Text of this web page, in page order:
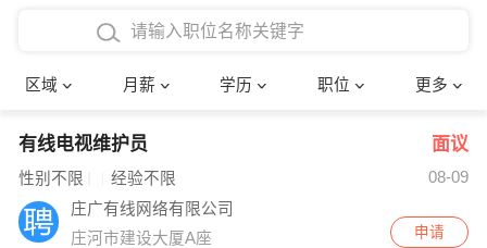
区域 月薪 学历 职位 更多
4000-5000元
8000-12000元
12000-20000元
博士
文员
财务会计
确定
有线电视维护员 面议
性别不限 经验不限
08-09
庄广有线网络有限公司
庄河市建设大厦A座
申请